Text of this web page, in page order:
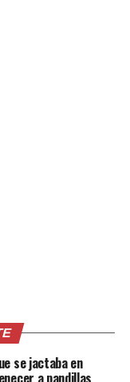
para que no
terminal
bulevar del
se jactaba en